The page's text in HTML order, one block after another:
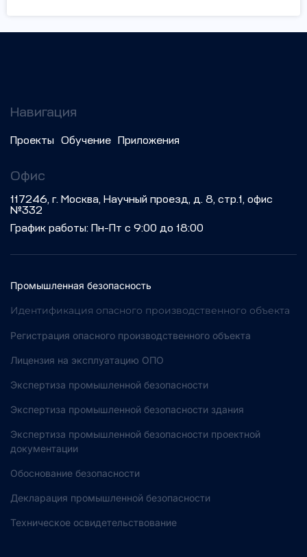
Навигация
Проекты Обучение Приложения
Офис
117246, г. Москва, Научный проезд, д. 8, стр.1, офис
№332
График работы: Пн-Пт с 9:00 до 18:00
Промышленная безопасность
Идентификация опасного производственного объекта
Регистрация опасного производственного объекта
Лицензия на эксплуатацию ОПО
Экспертиза промышленной безопасности
Экспертиза промышленной безопасности здания
Экспертиза промышленной безопасности проектной
документации
Обоснование безопасности
Декларация промышленной безопасности
Техническое освидетельствование